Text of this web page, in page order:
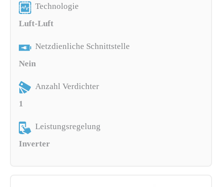
Technologie
Luft-Luft
Netzdienliche Schnittstelle
Nein
Anzahl Verdichter
1
Leistungsregelung
Inverter